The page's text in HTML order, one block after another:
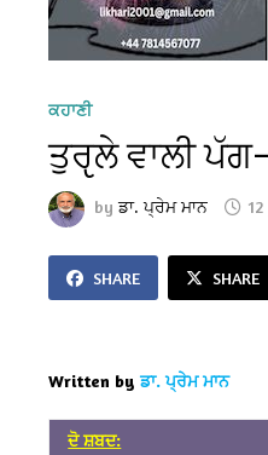
ਕਹਾਣੀ
ਤੁਰੵਲੇ ਵਾਲੀ
byਡਾ. ਪ੍ਰੇਮ ਮਾਨ
SHARE SHARE
Written by ਡਾ. ਪ੍ਰੇਮ ਮਾਨ
ਦੋ ਸ਼ਬਦ: